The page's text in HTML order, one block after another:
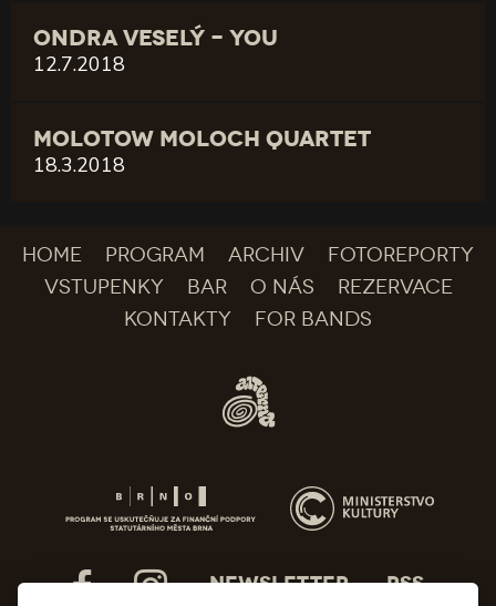
ONDRA VESELÝ - YOU
12.7.2018
MOLOTOW MOLOCH QUARTET
18.3.2018
HOME PROGRAM ARCHIV
FOTOREPORTY
VSTUPENKY
BAR O NÁS
REZERVACE
KONTAKTY
FOR BANDS
NEWSLETTER RSS